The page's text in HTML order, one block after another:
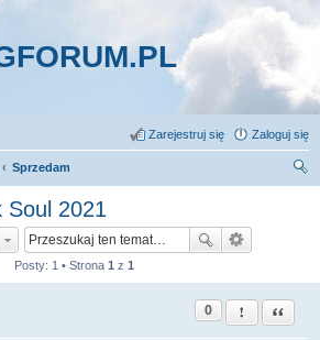
Zaloguj się
Zarejestruj się
Sprzedam
Soul 2021
Posty: 1 • Strona 1 z 1
0 Zgłoś ten post
Cytuj